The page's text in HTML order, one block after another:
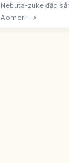
Nebuta-zuke đặc
surume, kombu, củ
Aomori →